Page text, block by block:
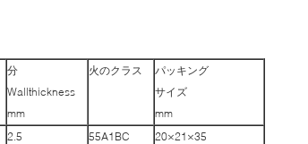
分
Wallthickness
mm
火のクラス
パッキング
サイズ
mm
2.5 55A1BC
20×21×35